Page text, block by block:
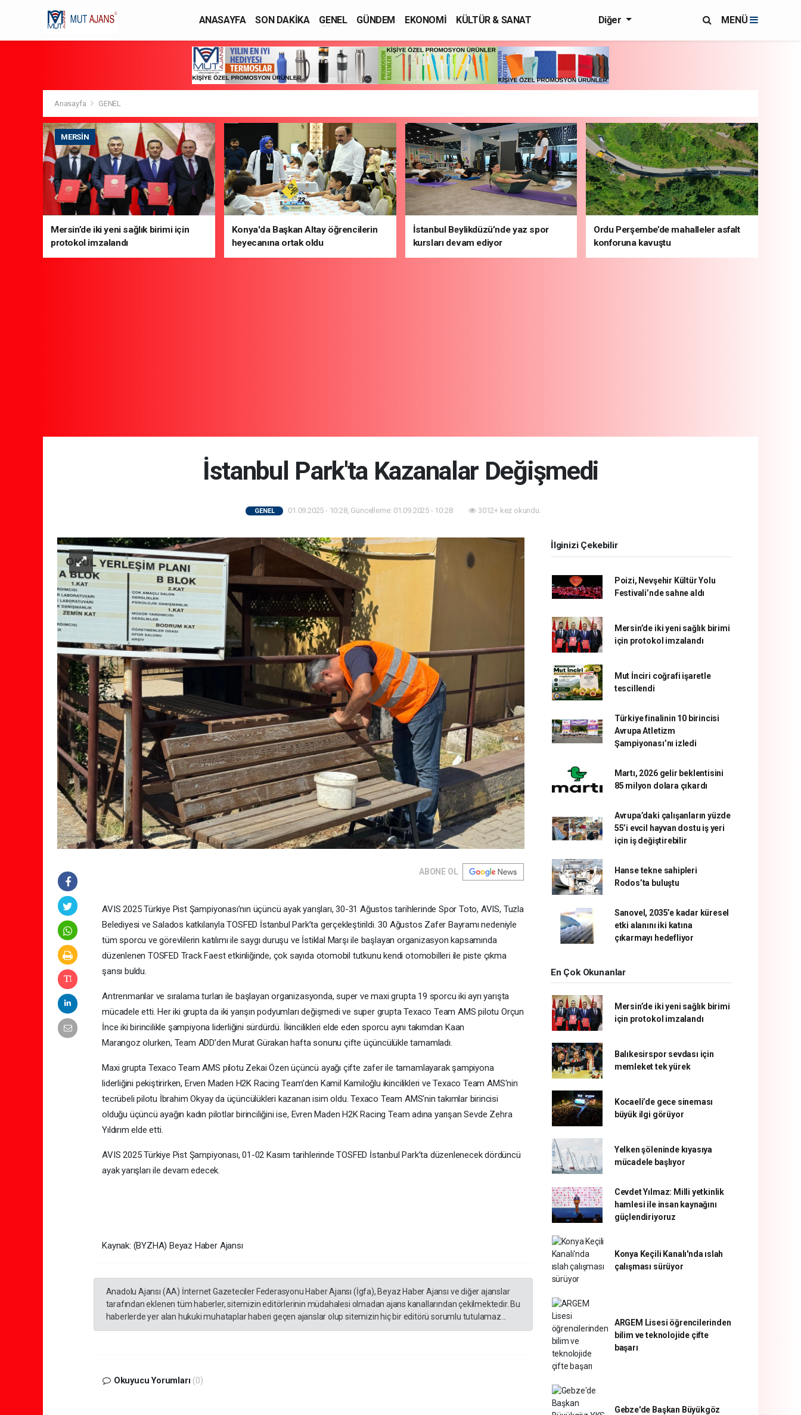
ANASAYFA SON DAKİKA GENEL GÜNDEM EKONOMİ
KÜLTÜR & SANAT
Diğer MENÜ
Anasayfa GENEL
MERSIN
Mersin’de iki yeni sağlık birimi için
protokol imzalandı
Konya'da Başkan Altay öğrencilerin
heyecanına ortak oldu
İstanbul Beylikdüzü’nde yaz spor
kursları devam ediyor
Ordu Perşembe’de mahalleler asfalt
konforuna kavuştu
İstanbul Park'ta Kazanalar Değişmedi
GENEL 01.09.2025 - 10:28, Güncelleme: 01.09.2025 - 10:28 3012+ kez okundu.
ABONE OL
AVIS 2025 Türkiye Pist Şampiyonası’nın üçüncü ayak yarışları, 30-31 Ağustos tarihlerinde Spor Toto, AVIS, Tuzla
Belediyesi ve Salados katkılarıyla TOSFED İstanbul Park’ta gerçekleştirildi. 30 Ağustos Zafer Bayramı nedeniyle
tüm sporcu ve görevlilerin katılımı ile saygı duruşu ve İstiklal Marşı ile başlayan organizasyon kapsamında
düzenlenen TOSFED Track Faest etkinliğinde, çok sayıda otomobil tutkunu kendi otomobilleri ile piste çıkma
şansı buldu.
Antrenmanlar ve sıralama turları ile başlayan organizasyonda, super ve maxi grupta 19 sporcu iki ayrı yarışta
mücadele etti. Her iki grupta da iki yarışın podyumları değişmedi ve super grupta Texaco Team AMS pilotu Orçun
İnce iki birincilikle şampiyona liderliğini sürdürdü. İkincilikleri elde eden sporcu aynı takımdan Kaan
Marangoz olurken, Team ADD’den Murat Gürakan hafta sonunu çifte üçüncülükle tamamladı.
Maxi grupta Texaco Team AMS pilotu Zekai Özen üçüncü ayağı çifte zafer ile tamamlayarak şampiyona
liderliğini pekiştirirken, Erven Maden H2K Racing Team’den Kamil Kamiloğlu ikincilikleri ve Texaco Team AMS'nin
tecrübeli pilotu İbrahim Okyay da üçüncülükleri kazanan isim oldu. Texaco Team AMS‘nin takımlar birincisi
olduğu üçüncü ayağın kadın pilotlar birinciliğini ise, Evren Maden H2K Racing Team adına yarışan Sevde Zehra
Yıldırım elde etti.
AVIS 2025 Türkiye Pist Şampiyonası, 01-02 Kasım tarihlerinde TOSFED İstanbul Park’ta düzenlenecek dördüncü
ayak yarışları ile devam edecek.
Kaynak: (BYZHA) Beyaz Haber Ajansı
Anadolu Ajansı (AA) İnternet Gazeteciler Federasyonu Haber Ajansı (İgfa), Beyaz Haber Ajansı ve diğer ajanslar
tarafından eklenen tüm haberler, sitemizin editörlerinin müdahalesi olmadan ajans kanallarından çekilmektedir. Bu
haberlerde yer alan hukuki muhataplar haberi geçen ajanslar olup sitemizin hiç bir editörü sorumlu tutulamaz...
Okuyucu Yorumları (0)
İlginizi Çekebilir
Poizi, Nevşehir Kültür Yolu
Festivali’nde sahne aldı
Mersin’de iki yeni sağlık birimi
için protokol imzalandı
Mut İnciri coğrafi işaretle
tescillendi
Türkiye finalinin 10 birincisi
Avrupa Atletizm
Şampiyonası’nı izledi
Martı, 2026 gelir beklentisini
85 milyon dolara çıkardı
Avrupa’daki çalışanların yüzde
55’i evcil hayvan dostu iş yeri
için iş değiştirebilir
Hanse tekne sahipleri
Rodos’ta buluştu
Sanovel, 2035’e kadar küresel
etki alanını iki katına
çıkarmayı hedefliyor
En Çok Okunanlar
Mersin’de iki yeni sağlık birimi
için protokol imzalandı
Balıkesirspor sevdası için
memleket tek yürek
Kocaeli’de gece sineması
büyük ilgi görüyor
Yelken şöleninde kıyasıya
mücadele başlıyor
Cevdet Yılmaz: Milli yetkinlik
hamlesi ile insan kaynağını
güçlendiriyoruz
Konya Keçili Kanalı'nda ıslah
çalışması sürüyor
ARGEM Lisesi öğrencilerinden
bilim ve teknolojide çifte
başarı
Gebze'de Başkan Büyükgöz